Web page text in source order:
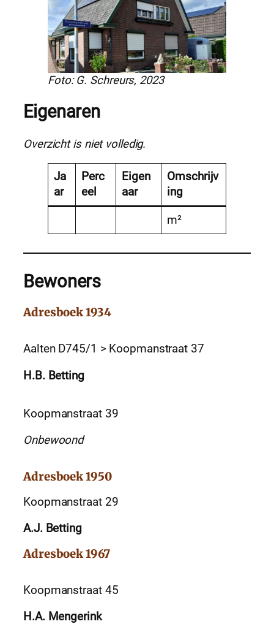
Foto: G. Schreurs, 2023
Eigenaren
Overzicht is niet volledig.
Ja
ar
Perc
eel
Eigen
aar
Omschrijv
ing
m²
Bewoners
Adresboek 1934
Aalten D745/1 > Koopmanstraat 37
H.B. Betting
Koopmanstraat 39
Onbewoond
Adresboek 1950
Koopmanstraat 29
A.J. Betting
Adresboek 1967
Koopmanstraat 45
H.A. Mengerink